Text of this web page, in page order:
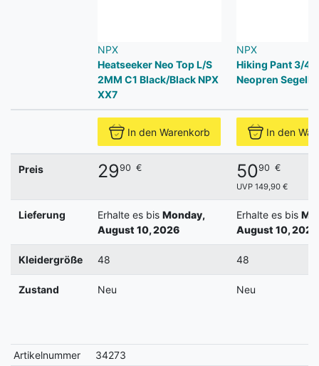
NPX
Heatseeker Neo Top L/S
2MM C1 Black/Black NPX
XX7
NPX
Hiking Pant 3/4
Neopren
In den Warenkorb In den
Preis 2990 € 5090 €
UVP 149,90 €
Lieferung Erhalte es bis Monday,
August 10, 2026
Erhalte es bis
August 10, 2026
Kleidergröße 48 48
Zustand Neu Neu
Artikelnummer 34273